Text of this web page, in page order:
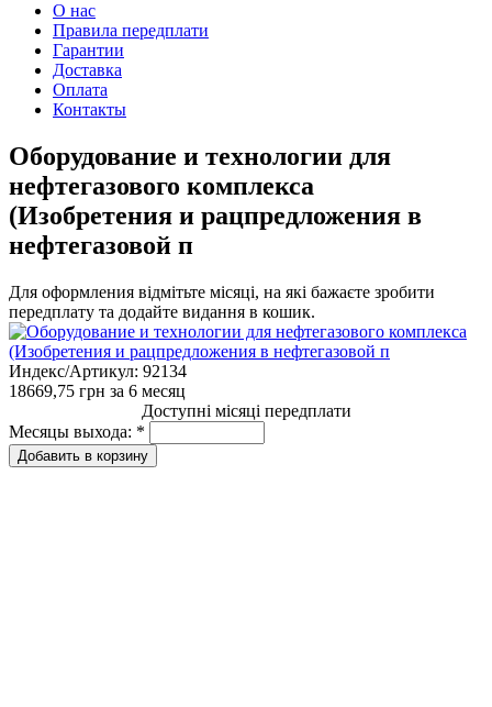
О нас
Правила передплати
Гарантии
Доставка
Оплата
Контакты
Оборудование и технологии для
нефтегазового комплекса
(Изобретения и рацпредложения в
нефтегазовой п
Для оформления відмітьте місяці, на які бажаєте зробити
передплату та додайте видання в кошик.
Индекс/Артикул: 92134
18669,75 грн за 6 месяц
Доступні місяці передплати
Месяцы выхода: *